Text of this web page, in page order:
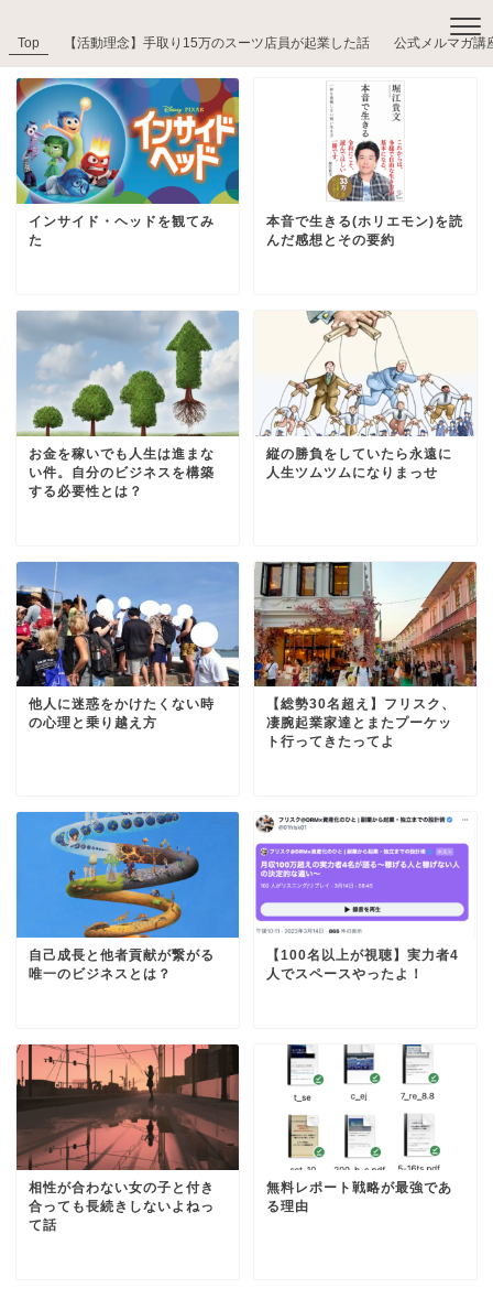
Top 【活動理念】手取り15万のスーツ店員が起業した話 公式メルマガ講
インサイド・ヘッドを観てみ
た
本音で生きる(ホリエモン)を読
んだ感想とその要約
お金を稼いでも人生は進まな
い件。自分のビジネスを構築
する必要性とは？
縦の勝負をしていたら永遠に
人生ツムツムになりまっせ
他人に迷惑をかけたくない時
の心理と乗り越え方
【総勢30名超え】フリスク、
凄腕起業家達とまたプーケッ
ト行ってきたってよ
自己成長と他者貢献が繋がる
唯一のビジネスとは？
【100名以上が視聴】実力者4
人でスペースやったよ！
相性が合わない女の子と付き
合っても長続きしないよねっ
て話
無料レポート戦略が最強であ
る理由